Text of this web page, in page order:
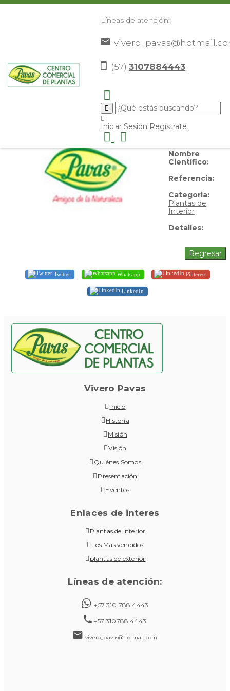
Líneas de atención:
(57) 3107884443
Iniciar Sesión Regístrate
Planta del Billete
Común:
Nombre
Científico:
Referencia:
Categoria:
Plantas de
Interior
Detalles:
Twitter Whatsapp Pinterest
LinkedIn
Vivero Pavas
Inicio
Historia
Misión
Visión
Quiénes Somos
Presentación
Eventos
Enlaces de interes
Plantas de interior
Los Más vendidos
plantas de exterior
Líneas de atención:
+57 310 788 4443
+57 310788 4443
vivero_pavas@hotmail.com